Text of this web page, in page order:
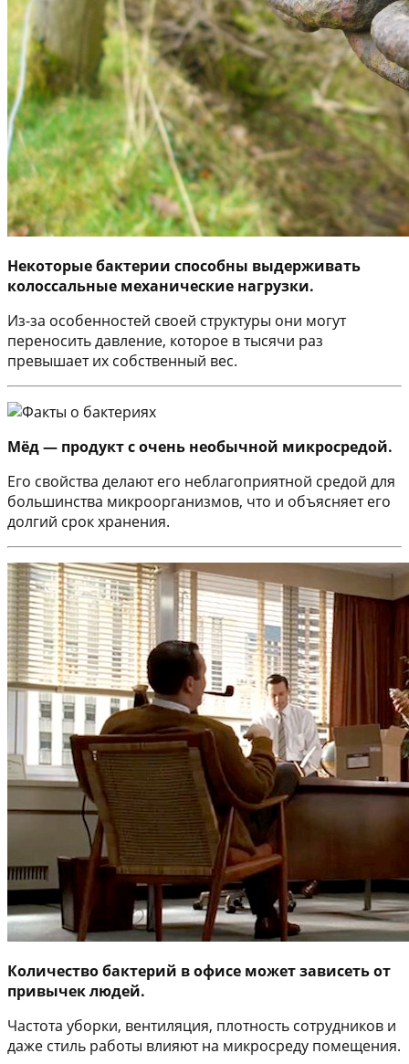
Некоторые бактерии способны выдерживать
колоссальные механические нагрузки.
Из-за особенностей своей структуры они могут
переносить давление, которое в тысячи раз
превышает их собственный вес.
Мёд — продукт с очень необычной микросредой.
Его свойства делают его неблагоприятной средой для
большинства микроорганизмов, что и объясняет его
долгий срок хранения.
Количество бактерий в офисе может зависеть от
привычек людей.
Частота уборки, вентиляция, плотность сотрудников и
даже стиль работы влияют на микросреду помещения.